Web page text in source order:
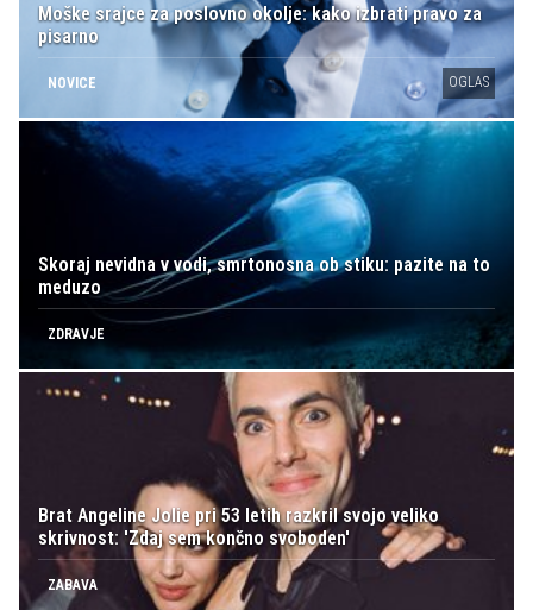
Moške srajce za poslovno okolje: kako izbrati pravo za
pisarno
NOVICE OGLAS
Skoraj nevidna v vodi, smrtonosna ob stiku: pazite na to
meduzo
ZDRAVJE
Brat Angeline Jolie pri 53 letih razkril svojo veliko
skrivnost: 'Zdaj sem končno svoboden'
ZABAVA